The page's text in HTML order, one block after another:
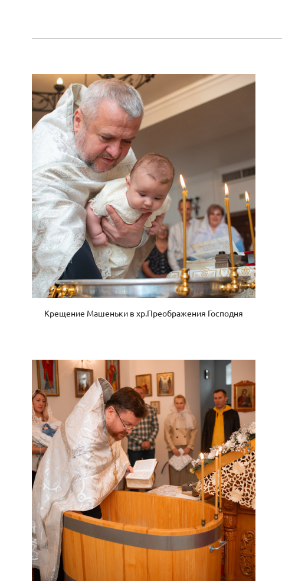
Крещение Машеньки в хр.Преображения Господня